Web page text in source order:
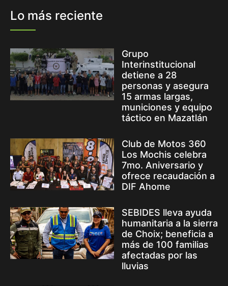
Lo más reciente
Grupo
Interinstitucional
detiene a 28
personas y asegura
15 armas largas,
municiones y equipo
táctico en Mazatlán
Club de Motos 360
Los Mochis celebra
7mo. Aniversario y
ofrece recaudación a
DIF Ahome
SEBIDES lleva ayuda
humanitaria a la sierra
de Choix; beneficia a
más de 100 familias
afectadas por las
lluvias